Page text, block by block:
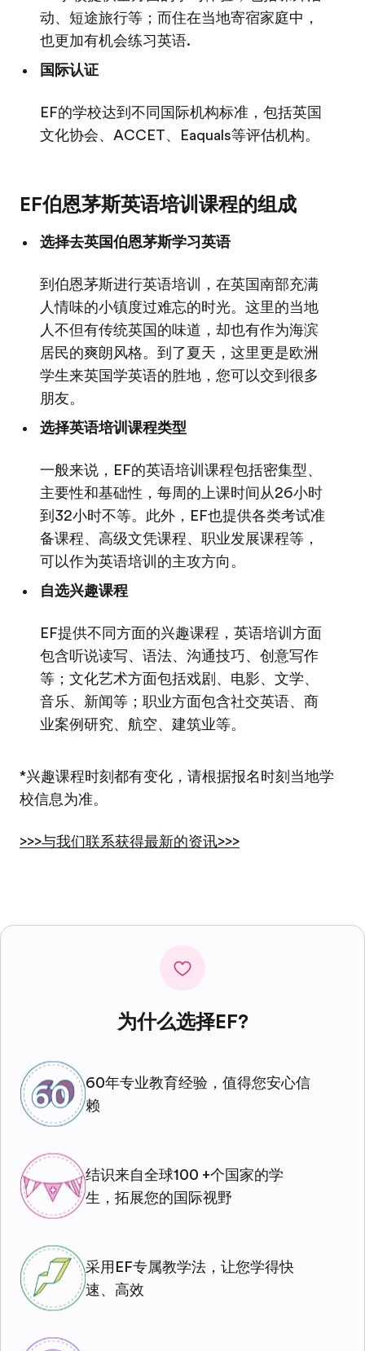
动、短途旅行等；而住在当地寄宿家庭中，
也更加有机会练习英语.
国际认证
EF的学校达到不同国际机构标准，包括英国
文化协会、ACCET、Eaquals等评估机构。
EF伯恩茅斯英语培训课程的组成
选择去英国伯恩茅斯学习英语
到伯恩茅斯进行英语培训，在英国南部充满
人情味的小镇度过难忘的时光。这里的当地
人不但有传统英国的味道，却也有作为海滨
居民的爽朗风格。到了夏天，这里更是欧洲
学生来英国学英语的胜地，您可以交到很多
朋友。
选择英语培训课程类型
一般来说，EF的英语培训课程包括密集型、
主要性和基础性，每周的上课时间从26小时
到32小时不等。此外，EF也提供各类考试准
备课程、高级文凭课程、职业发展课程等，
可以作为英语培训的主攻方向。
自选兴趣课程
EF提供不同方面的兴趣课程，英语培训方面
包含听说读写、语法、沟通技巧、创意写作
等；文化艺术方面包括戏剧、电影、文学、
音乐、新闻等；职业方面包含社交英语、商
业案例研究、航空、建筑业等。
*兴趣课程时刻都有变化，请根据报名时刻当地学
校信息为准。
>>>与我们联系获得最新的资讯>>>
为什么选择EF?
60年专业教育经验，值得您安心信
赖
结识来自全球100 +个国家的学
生，拓展您的国际视野
采用EF专属教学法，让您学得快
速、高效